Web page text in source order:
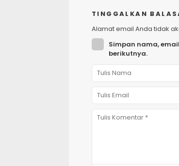
TINGGALKAN
Alamat email Anda tidak
Simpan nama,
berikutnya.